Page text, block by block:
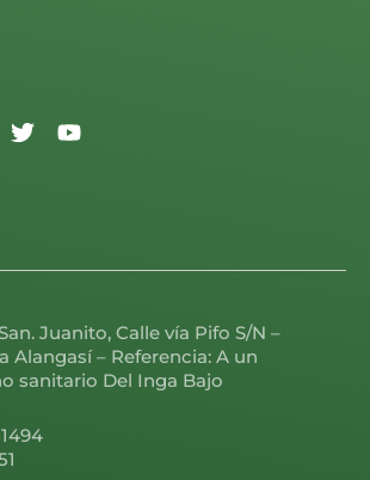
Juanito, Calle vía Pifo S/N –
Alangasí – Referencia: A un
sanitario Del Inga Bajo